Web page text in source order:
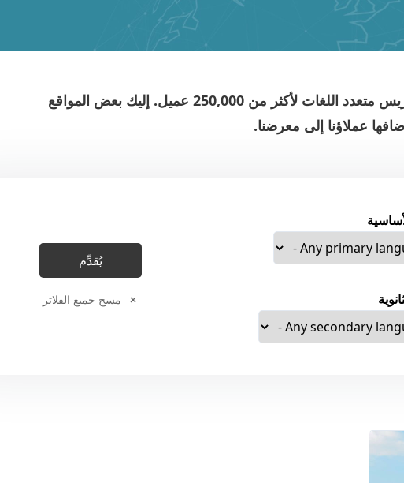
250,000 عميل
. إليك بعض المواقع
عملاؤنا إلى معرضنا.
مسح جميع الفلاتر